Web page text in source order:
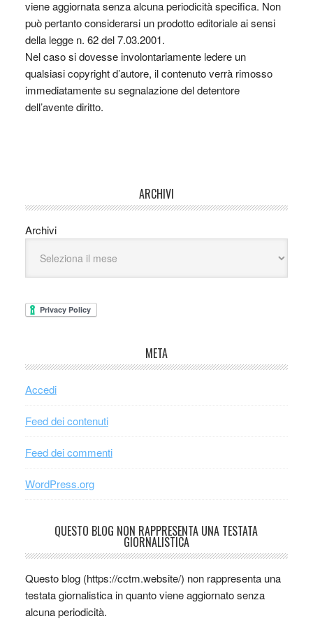
viene aggiornata senza alcuna periodicità specifica. Non
può pertanto considerarsi un prodotto editoriale ai sensi
della legge n. 62 del 7.03.2001.
Nel caso si dovesse involontariamente ledere un
qualsiasi copyright d’autore, il contenuto verrà rimosso
immediatamente su segnalazione del detentore
dell’avente diritto.
ARCHIVI
Archivi
META
Accedi
Feed dei contenuti
Feed dei commenti
WordPress.org
QUESTO BLOG NON RAPPRESENTA UNA TESTATA
GIORNALISTICA
Questo blog (https://cctm.website/) non rappresenta una
testata giornalistica in quanto viene aggiornato senza
alcuna periodicità.